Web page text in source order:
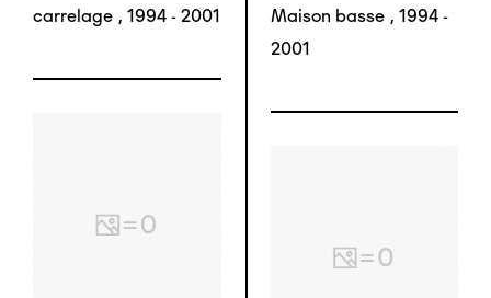
carrelage , 1994 - 2001
Maison basse , 1994 -
2001